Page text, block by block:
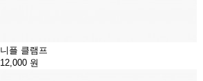
니플 클램프
12,000 원